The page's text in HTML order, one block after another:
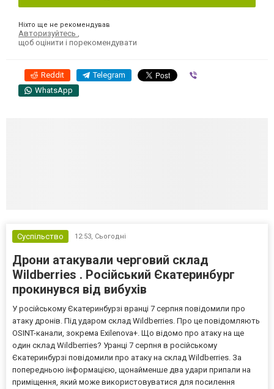
Ніхто ще не рекомендував
Авторизуйтесь ,
щоб оцінити і порекомендувати
Reddit Telegram
WhatsApp
Суспільство 12:53, Сьогодні
Дрони атакували черговий склад
Wildberries . Російський Єкатеринбург
прокинувся від вибухів
У російському Єкатеринбурзі вранці 7 серпня повідомили про
атаку дронів. Під ударом склад Wildberries. Про це повідомляють
OSINT-канали, зокрема Exilenova+. Що відомо про атаку на ще
один склад Wildberries? Уранці 7 серпня в російському
Єкатеринбурзі повідомили про атаку на склад Wildberries. За
попередньою інформацією, щонайменше два удари припали на
приміщення, який може використовуватися для посилення